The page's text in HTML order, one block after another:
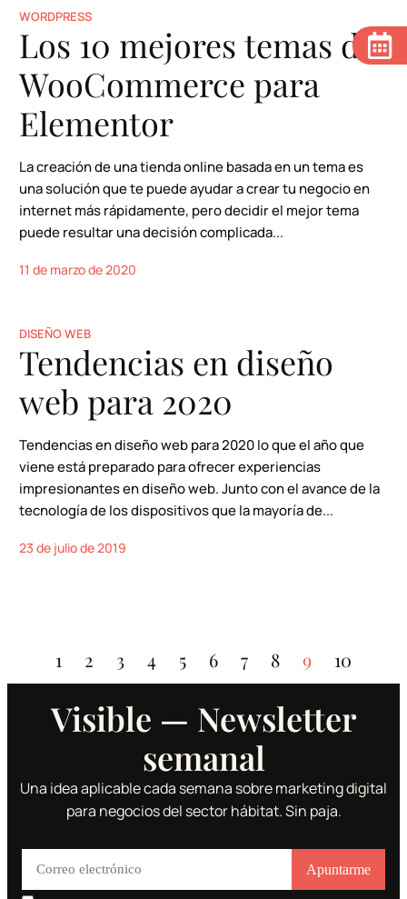
WORDPRESS
Los 10 mejores temas de
WooCommerce para
Elementor
La creación de una tienda online basada en un tema es
una solución que te puede ayudar a crear tu negocio en
internet más rápidamente, pero decidir el mejor tema
puede resultar una decisión complicada...
11 de marzo de 2020
DISEÑO WEB
Tendencias en diseño
web para 2020
Tendencias en diseño web para 2020 lo que el año que
viene está preparado para ofrecer experiencias
impresionantes en diseño web. Junto con el avance de la
tecnología de los dispositivos que la mayoría de...
23 de julio de 2019
1 2 3 4 5 6 7 8 9 10
Visible — Newsletter
semanal
Una idea aplicable cada semana sobre marketing digital
para negocios del sector hábitat. Sin paja.